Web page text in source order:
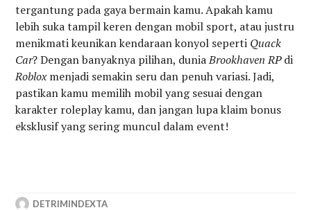
tergantung pada gaya bermain kamu. Apakah kamu
lebih suka tampil keren dengan mobil sport, atau justru
menikmati keunikan kendaraan konyol seperti Quack
Car? Dengan banyaknya pilihan, duniaBrookhaven RPdi
Robloxmenjadi semakin seru dan penuh variasi. Jadi,
pastikan kamu memilih mobil yang sesuai dengan
karakter roleplay kamu, dan jangan lupa klaim bonus
eksklusif yang sering muncul dalam event!
DETRIMINDEXTA